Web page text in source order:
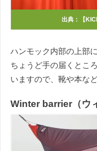
出典： 【
ハンモック内部の上部
ちょうど手の届くとこ
いますので、靴や本な
Winter barrier（ウ